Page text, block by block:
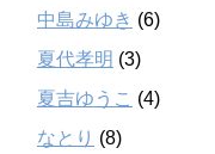
中島みゆき (6)
夏代孝明 (3)
夏吉ゆうこ (4)
なとり (8)